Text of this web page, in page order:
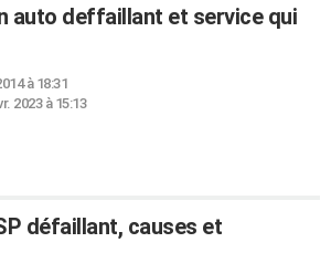
auto deffaillant et service qui
à 18:31
2023 à 15:13
défaillant, causes et